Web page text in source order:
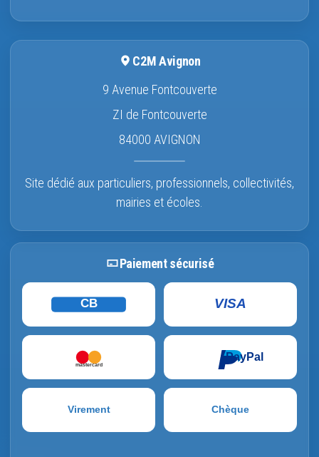
C2M Avignon
9 Avenue Fontcouverte
ZI de Fontcouverte
84000 AVIGNON
Site dédié aux particuliers, professionnels, collectivités,
mairies et écoles.
Paiement sécurisé
CB VISA
mastercard
PayPal
Virement Chèque